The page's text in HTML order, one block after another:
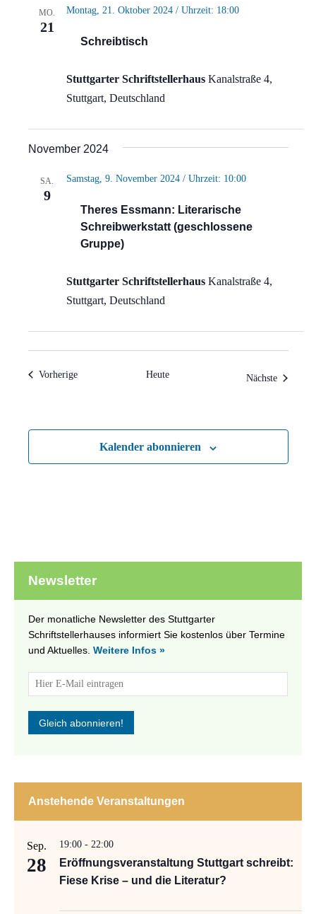
MO.
21
Schreibtisch
Montag, 21. Oktober 2024 / Uhrzeit: 18:00
Stuttgarter Schriftstellerhaus Kanalstraße 4,
Stuttgart, Deutschland
November 2024
SA.
9
Theres Essmann: Literarische
Schreibwerkstatt (geschlossene
Gruppe)
Samstag, 9. November 2024 / Uhrzeit: 10:00
Stuttgarter Schriftstellerhaus Kanalstraße 4,
Stuttgart, Deutschland
VorherigeVeranstaltungen Heute Nächste
Kalender abonnieren
Newsletter
Der monatliche Newsletter des Stuttgarter
Schriftstellerhauses informiert Sie kostenlos über Termine
und Aktuelles. Weitere Infos »
Anstehende Veranstaltungen
Sep.
28
19:00 - 22:00
Eröffnungsveranstaltung Stuttgart schreibt:
Fiese Krise – und die Literatur?